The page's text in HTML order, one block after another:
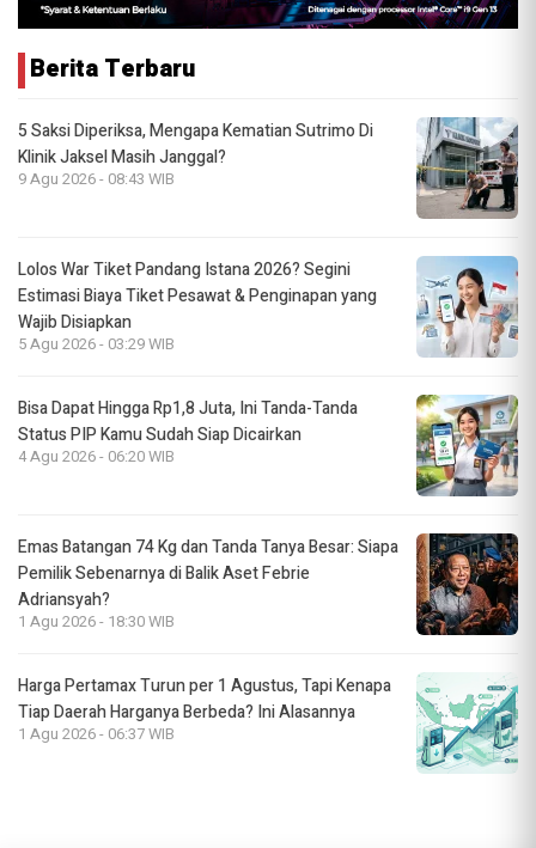
Berita Terbaru
5 Saksi Diperiksa, Mengapa Kematian Sutrimo Di
Klinik Jaksel Masih Janggal?
9 Agu 2026 - 08:43 WIB
Lolos War Tiket Pandang Istana 2026? Segini
Estimasi Biaya Tiket Pesawat & Penginapan yang
Wajib Disiapkan
5 Agu 2026 - 03:29 WIB
Bisa Dapat Hingga Rp1,8 Juta, Ini Tanda-Tanda
Status PIP Kamu Sudah Siap Dicairkan
4 Agu 2026 - 06:20 WIB
Emas Batangan 74 Kg dan Tanda Tanya Besar: Siapa
Pemilik Sebenarnya di Balik Aset Febrie
Adriansyah?
1 Agu 2026 - 18:30 WIB
Harga Pertamax Turun per 1 Agustus, Tapi Kenapa
Tiap Daerah Harganya Berbeda? Ini Alasannya
1 Agu 2026 - 06:37 WIB